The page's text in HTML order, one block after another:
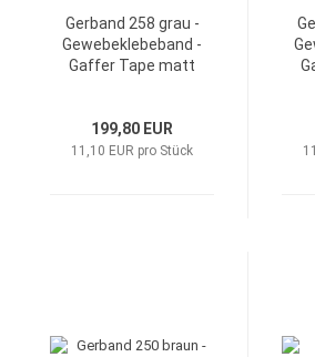
Gerband 258 grau -
Gewebeklebeband -
Gaffer Tape matt
199,80 EUR
11,10 EUR pro Stück